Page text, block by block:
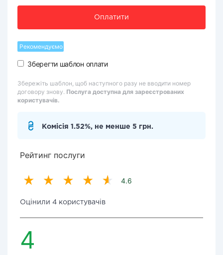
Оплатити
Рекомендуємо
Зберегти шаблон оплати
Збережіть шаблон, щоб наступного разу не вводити номер
договору знову. Послуга доступна для зареєстрованих
користувачів.
Комісія 1.52%, не менше 5 грн.
Рейтинг послуги
4.6
Оцінили 4 користувачів
4